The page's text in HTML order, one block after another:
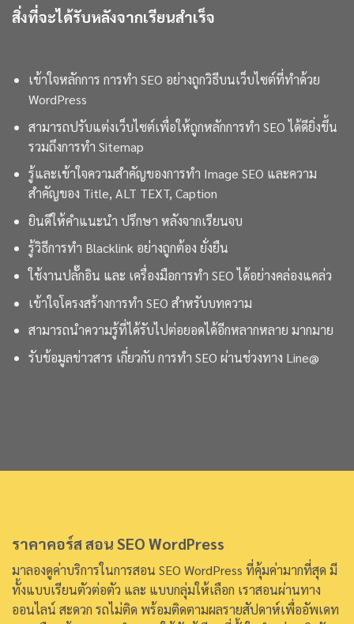
สิ่งที่จะได้รับหลังจากเรียนสำเร็จ
เข้าใจหลักการ การทำ SEO อย่างถูกวิธีบนเว็บไซต์ที่ทำด้วย
WordPress
สามารถปรับแต่งเว็บไซต์เพื่อให้ถูกหลักการทำ SEO ได้ดียิ่งขึ้น
รวมถึงการทำ Sitemap
รู้และเข้าใจความสำคัญของการทำ Image SEO และความ
สำคัญของ Title, ALT TEXT, Caption
ยินดีให้คำแนะนำ ปรึกษา หลังจากเรียนจบ
รู้วิธีการทำ Blacklink อย่างถูกต้อง ยั่งยืน
ใช้งานปลั๊กอิน และ เครื่องมือการทำ SEO ได้อย่างคล่องแคล่ว
เข้าใจโครงสร้างการทำ SEO สำหรับบทความ
สามารถนำความรู้ที่ได้รับไปต่อยอดได้อีกหลากหลาย มากมาย
รับข้อมูลข่าวสาร เกี่ยวกับ การทำ SEO ผ่านช่วงทาง Line@
ราคาคอร์ส สอน SEO WordPress
มาลองดูค่าบริการในการสอน SEO WordPress ที่คุ้มค่ามากที่สุด มี
ทั้งแบบเรียนตัวต่อตัว และ แบบกลุ่มให้เลือก เราสอนผ่านทาง
ออนไลน์ สะดวก รถไม่ติด พร้อมติดตามผลรายสัปดาห์เพื่ออัพเดท